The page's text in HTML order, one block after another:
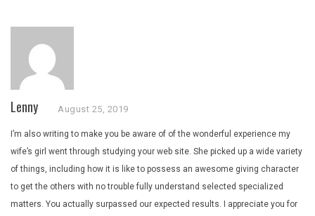
Lenny August 25, 2019
I’m also writing to make you be aware of of the wonderful experience my
wife’s girl went through studying your web site. She picked up a wide variety
of things, including how it is like to possess an awesome giving character
to get the others with no trouble fully understand selected specialized
matters. You actually surpassed our expected results. I appreciate you for